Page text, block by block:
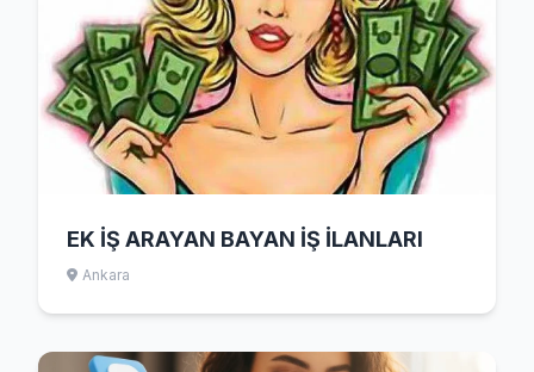
EK İŞ ARAYAN BAYAN İŞ İLANLARI
Ankara